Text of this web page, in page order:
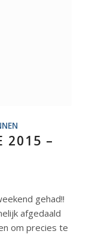
2015 –
gehad!!
afgedaald
om precies te